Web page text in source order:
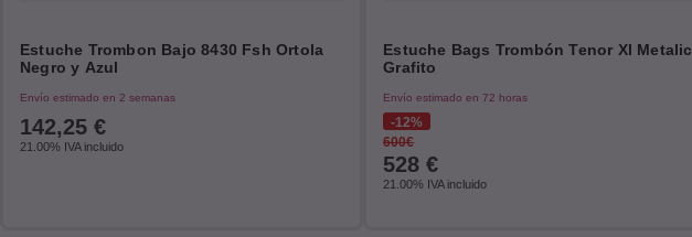
Estuche Trombon Bajo 8430 Fsh Ortola
Negro y Azul
Envío estimado en 2 semanas
142,25 €
21.00% IVA incluido
Estuche Bags Trombón Tenor Xl Metalic
Grafito
Envío estimado en 72 horas
12%
600€
528 €
21.00% IVA incluido